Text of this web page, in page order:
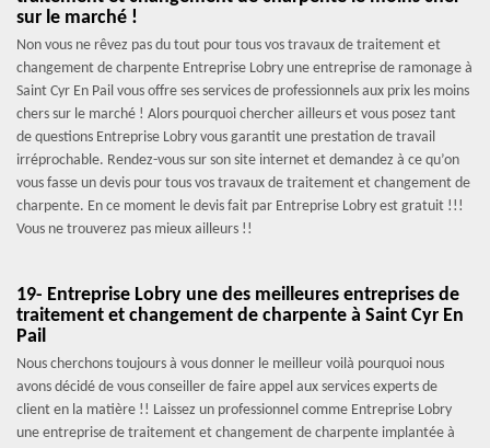
sur le marché !
Non vous ne rêvez pas du tout pour tous vos travaux de traitement et
changement de charpente Entreprise Lobry une entreprise de ramonage à
Saint Cyr En Pail vous offre ses services de professionnels aux prix les moins
chers sur le marché ! Alors pourquoi chercher ailleurs et vous posez tant
de questions Entreprise Lobry vous garantit une prestation de travail
irréprochable. Rendez-vous sur son site internet et demandez à ce qu’on
vous fasse un devis pour tous vos travaux de traitement et changement de
charpente. En ce moment le devis fait par Entreprise Lobry est gratuit !!!
Vous ne trouverez pas mieux ailleurs !!
19- Entreprise Lobry une des meilleures entreprises de
traitement et changement de charpente à Saint Cyr En
Pail
Nous cherchons toujours à vous donner le meilleur voilà pourquoi nous
avons décidé de vous conseiller de faire appel aux services experts de
client en la matière !! Laissez un professionnel comme Entreprise Lobry
une entreprise de traitement et changement de charpente implantée à